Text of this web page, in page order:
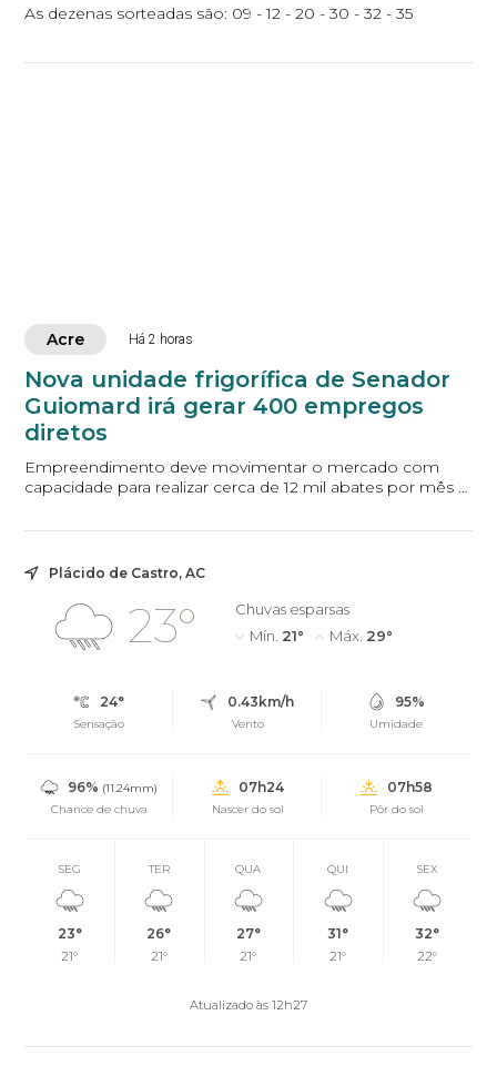
As dezenas sorteadas são: 09 - 12 - 20 - 30 - 32 - 35
Acre Há 2 horas
Nova unidade frigorífica de Senador
Guiomard irá gerar 400 empregos
diretos
Empreendimento deve movimentar o mercado com
capacidade para realizar cerca de 12 mil abates por mês O
Plácido de Castro, AC
23°
Chuvas esparsas
Mín. 21° Máx. 29°
24°
Sensação
0.43km/h
Vento
95%
Umidade
96% (11.24mm)
Chance de chuva
07h24
Nascer do sol
07h58
Pôr do sol
SEG
23°
21°
TER
26°
21°
QUA
27°
21°
QUI
31°
21°
SEX
32°
22°
Atualizado às 12h27